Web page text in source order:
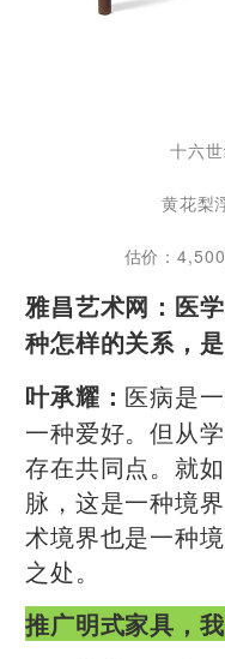
十六
黄花梨
估价：
雅昌艺术网： 医
种怎样的关系，
叶承耀： 医病是
一种爱好。但从
存在共同点。就
脉，这是一种境
术境界也是一种
之处。
推广明式家具，